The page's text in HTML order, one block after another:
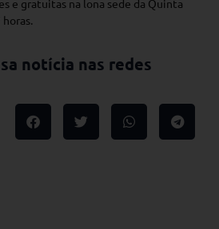
e gratuitas na lona sede da Quinta
horas.
notícia nas redes